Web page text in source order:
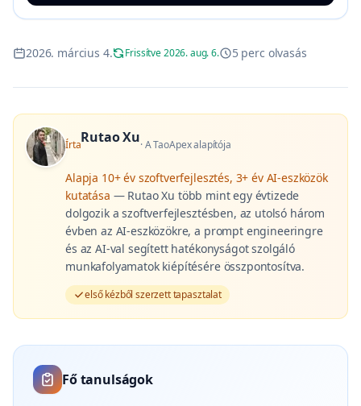
2026. március 4. Frissítve 2026. aug. 6. 5 perc olvasás
ÍrtaRutao Xu·A TaoApex alapítója
Alapja 10+ év szoftverfejlesztés, 3+ év AI-eszközök
kutatása — Rutao Xu több mint egy évtizede
dolgozik a szoftverfejlesztésben, az utolsó három
évben az AI-eszközökre, a prompt engineeringre
és az AI-val segített hatékonyságot szolgáló
munkafolyamatok kiépítésére összpontosítva.
első kézből szerzett tapasztalat
Fő tanulságok